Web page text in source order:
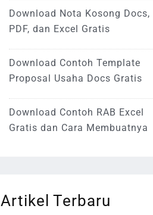
Download Nota Kosong Docs,
PDF, dan Excel Gratis
Download Contoh Template
Proposal Usaha Docs Gratis
Download Contoh RAB Excel
Gratis dan Cara Membuatnya
Artikel Terbaru